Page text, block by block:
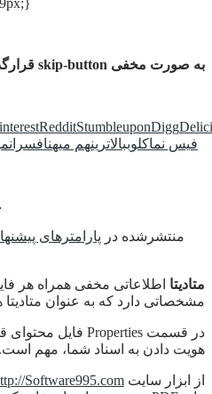
قرارگذاری دکمه های skip-button به صورت مخفی
RedditStumbleuponDigg
فیس نماکلوببالاترینهم میهنافسران
منتشرشده در پارامترهای
متادیتا
مشخصاتی دارد که به عنوان
هویت دادن به اسناد شما، مهم است.
از ابزار سایت Software995.com